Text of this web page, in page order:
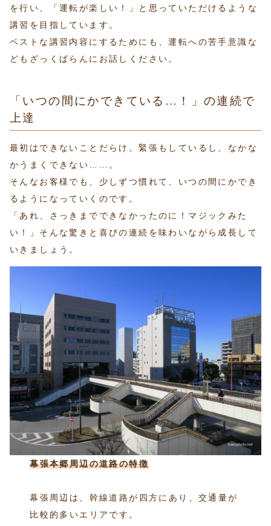
を行い、「運転が楽しい！」と思っていただけるような
講習を目指しています。
ベストな講習内容にするためにも、運転への苦手意識な
どもざっくばらんにお話しください。
「いつの間にかできている…！」の連続で
上達
最初はできないことだらけ。緊張もしているし、なかな
かうまくできない……。
そんなお客様でも、少しずつ慣れて、いつの間にかでき
るようになっていくのです。
「あれ、さっきまでできなかったのに！マジックみた
い！」そんな驚きと喜びの連続を味わいながら成長して
いきましょう。
幕張本郷周辺の道路の特徴
幕張周辺は、幹線道路が四方にあり、交通量が
比較的多いエリアです。